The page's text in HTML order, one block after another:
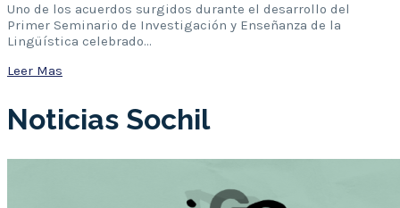
Uno de los acuerdos surgidos durante el desarrollo del
Primer Seminario de Investigación y Enseñanza de la
Lingüística celebrado…
Leer Mas
Noticias Sochil